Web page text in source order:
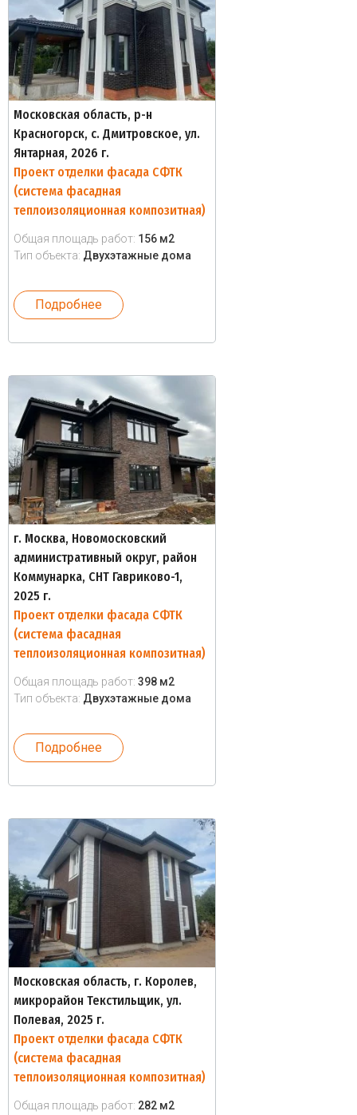
Московская область, р-н
Красногорск, с. Дмитровское, ул.
Янтарная, 2026 г.
Проект отделки фасада СФТК
(система фасадная
теплоизоляционная композитная)
Общая площадь работ: 156 м2
Тип объекта: Двухэтажные дома
Подробнее
г. Москва, Новомосковский
административный округ, район
Коммунарка, СНТ Гавриково-1,
2025 г.
Проект отделки фасада СФТК
(система фасадная
теплоизоляционная композитная)
Общая площадь работ: 398 м2
Тип объекта: Двухэтажные дома
Подробнее
Московская область, г. Королев,
микрорайон Текстильщик, ул.
Полевая, 2025 г.
Проект отделки фасада СФТК
(система фасадная
теплоизоляционная композитная)
Общая площадь работ: 282 м2